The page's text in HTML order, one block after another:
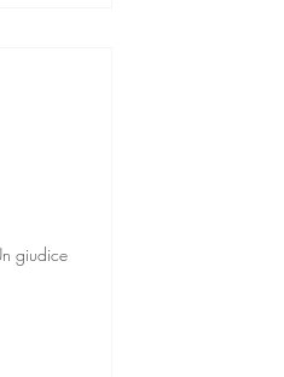
giudice